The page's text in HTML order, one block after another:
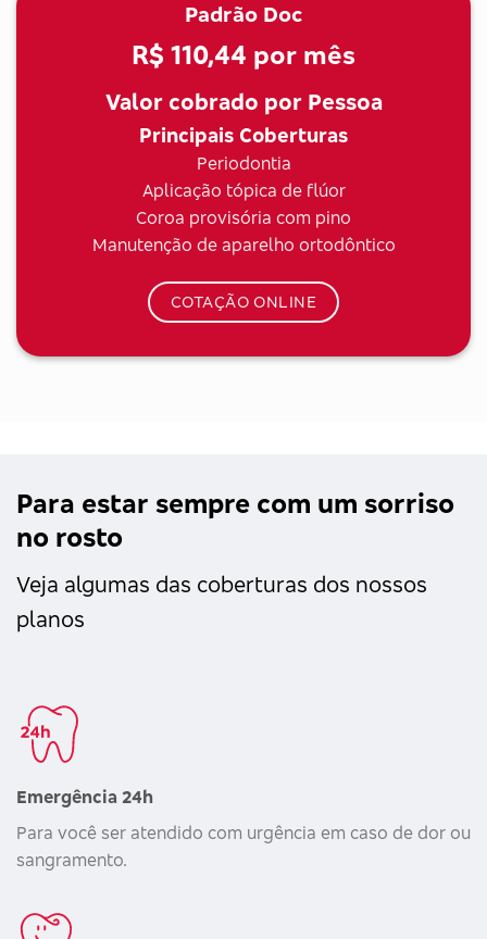
Padrão Doc
R$ 110,44 por mês
Valor cobrado por Pessoa
Principais Coberturas
Periodontia
Aplicação tópica de flúor
Coroa provisória com pino
Manutenção de aparelho ortodôntico
COTAÇÃO ONLINE
Para estar sempre com um sorriso
no rosto
Veja algumas das coberturas dos nossos
planos
Emergência 24h
Para você ser atendido com urgência em caso de dor ou
sangramento.